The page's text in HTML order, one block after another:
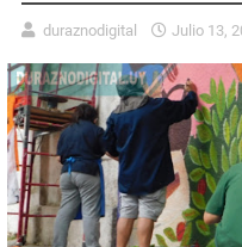
duraznodigital Julio 13,